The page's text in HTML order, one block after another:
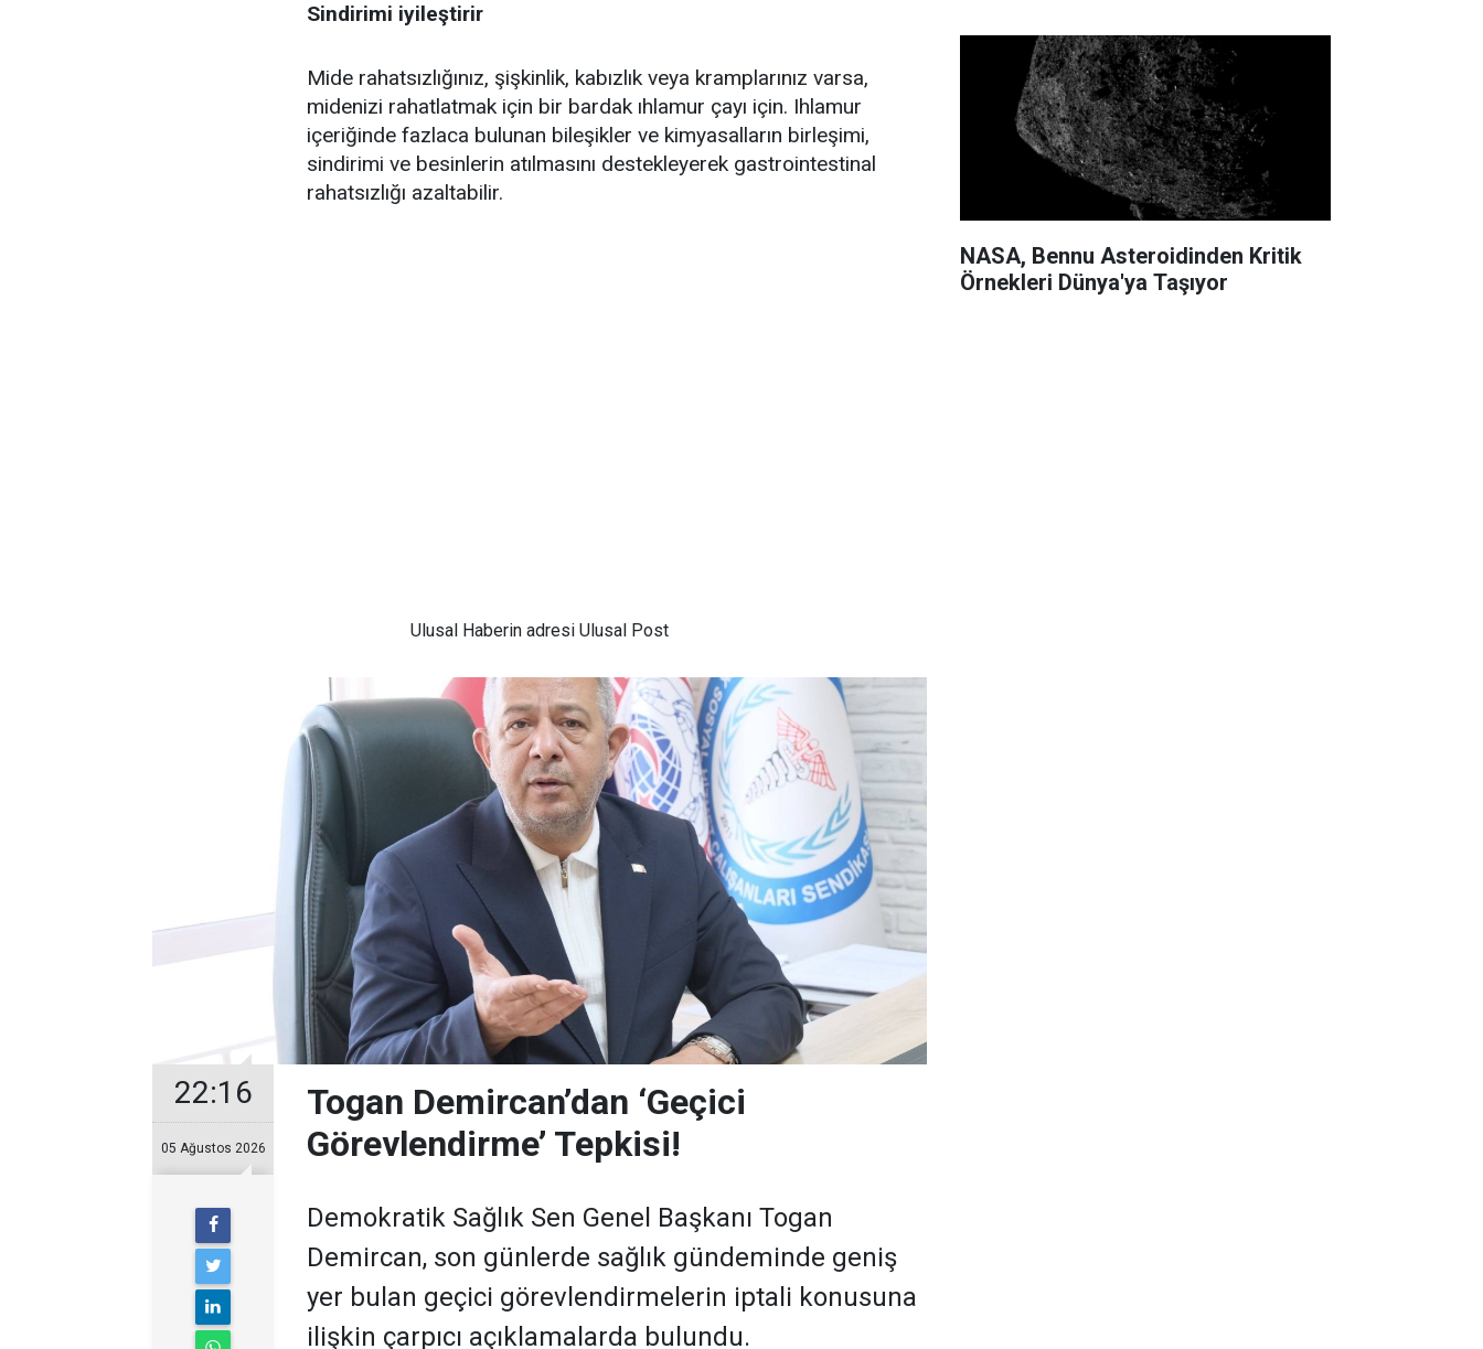
Sindirimi iyileştirir
Mide rahatsızlığınız, şişkinlik, kabızlık veya kramplarınız varsa,
midenizi rahatlatmak için bir bardak ıhlamur çayı için. Ihlamur
içeriğinde fazlaca bulunan bileşikler ve kimyasalların birleşimi,
sindirimi ve besinlerin atılmasını destekleyerek gastrointestinal
rahatsızlığı azaltabilir.
Ulusal Haberin adresi Ulusal Post
22:16
05 Ağustos 2026
Togan Demircan’dan ‘Geçici
Görevlendirme’ Tepkisi!
Demokratik Sağlık Sen Genel Başkanı Togan
Demircan, son günlerde sağlık gündeminde geniş
yer bulan geçici görevlendirmelerin iptali konusuna
ilişkin çarpıcı açıklamalarda bulundu.
NASA, Bennu Asteroidinden Kritik
Örnekleri Dünya'ya Taşıyor